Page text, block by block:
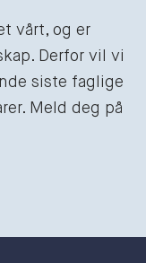
vårt, og er
Derfor vil vi
siste faglige
Meld deg på